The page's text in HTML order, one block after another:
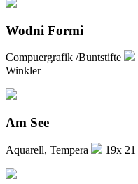
Wodni Formi
Compuergrafik /Buntstifte
Winkler
Am See
Aquarell, Tempera 19x 21